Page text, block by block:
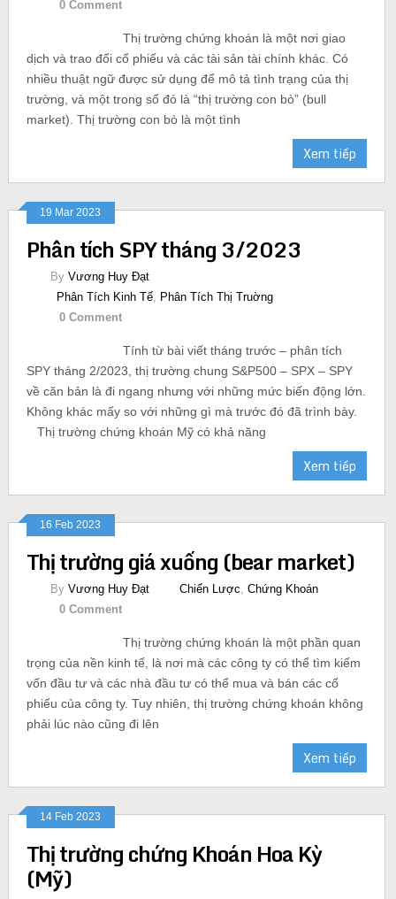
0 Comment
Thị trường chứng khoán là một nơi giao
dịch và trao đổi cổ phiếu và các tài sản tài chính khác. Có
nhiều thuật ngữ được sử dụng để mô tả tình trạng của thị
trường, và một trong số đó là “thị trường con bò” (bull
market). Thị trường con bò là một tình
Xem tiếp
19 Mar 2023
Phân tích SPY tháng 3/2023
By Vương Huy Đạt
Phân Tích Kinh Tế, Phân Tích Thị Truờng
0 Comment
Tính từ bài viết tháng trước – phân tích
SPY tháng 2/2023, thị trường chung S&P500 – SPX – SPY
về căn bản là đi ngang nhưng với những mức biến động lớn.
Không khác mấy so với những gì mà trước đó đã trình bày.
Thị trường chứng khoán Mỹ có khả năng
Xem tiếp
16 Feb 2023
Thị trường giá xuống (bear market)
By Vương Huy Đạt Chiến Lược Chứng Khoán
0 Comment
Thị trường chứng khoán là một phần quan
trọng của nền kinh tế, là nơi mà các công ty có thể tìm kiếm
vốn đầu tư và các nhà đầu tư có thể mua và bán các cổ
phiếu của công ty. Tuy nhiên, thị trường chứng khoán không
phải lúc nào cũng đi lên
Xem tiếp
14 Feb 2023
Thị trường chứng Khoán Hoa Kỳ
(Mỹ)